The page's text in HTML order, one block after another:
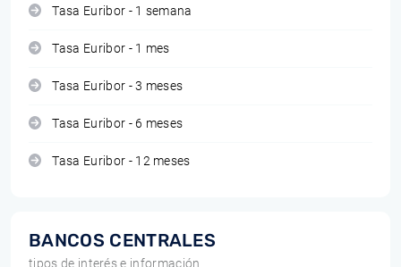
Tasa Euribor - 1 semana
Tasa Euribor - 1 mes
Tasa Euribor - 3 meses
Tasa Euribor - 6 meses
Tasa Euribor - 12 meses
BANCOS CENTRALES
tipos de interés e información